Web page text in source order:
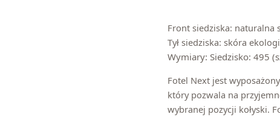
Front siedziska: naturalna
Tył siedziska: skóra
Wymiary: Siedzisko: 495
Fotel Next jest
który pozwala na
wybranej pozycji kołyski.